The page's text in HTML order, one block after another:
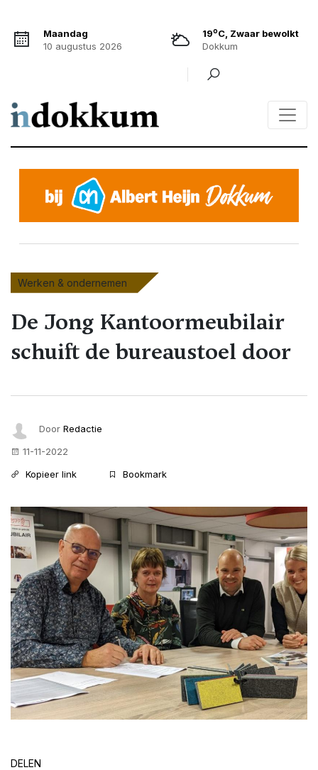
Maandag
10 augustus 2026
19oC, Zwaar bewolkt
Dokkum
Werken & ondernemen
De Jong Kantoormeubilair
schuift de bureaustoel door
Door Redactie
11-11-2022
Kopieer link
Bookmark
DELEN